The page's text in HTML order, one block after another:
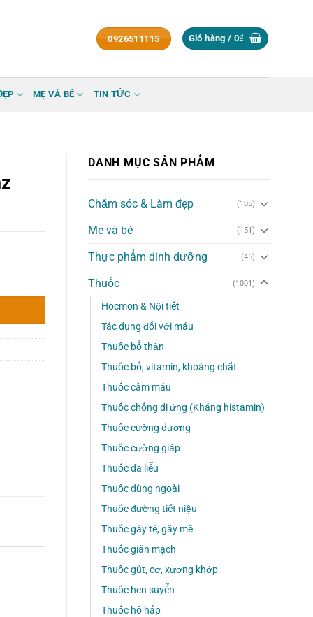
0926511115 Giỏ hàng / 0₫
MẸ VÀ BÉ TIN TỨC
DANH MỤC SẢN PHẨM
Chăm sóc & Làm đẹp (105)
Mẹ và bé (151)
Thực phẩm dinh dưỡng (45)
Thuốc (1001)
Hocmon & Nội tiết
Tác dụng đối với máu
Thuốc bổ thận
Thuốc bổ, vitamin, khoáng chất
Thuốc cầm máu
Thuốc chống dị ứng (Kháng histamin)
Thuốc cường dương
Thuốc cường giáp
Thuốc da liễu
Thuốc dùng ngoài
Thuốc đường tiết niệu
Thuốc gây tê, gây mê
Thuốc giãn mạch
Thuốc gút, cơ, xương khớp
Thuốc hen suyễn
Thuốc hô hấp
số lượng